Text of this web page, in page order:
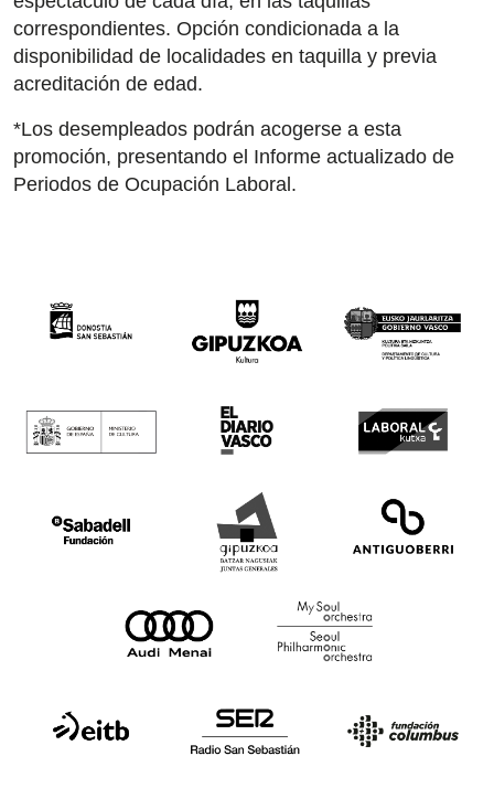
Posters
Venues
42 International Course on Romantic Organ
The Green Fortnight
Friends
Newsletter
Privacy Policy
Cookie policy
General terms and conditions of purchase
correspondientes. Opción condicionada a la
disponibilidad de localidades en taquilla y previa
acreditación de edad.
*Los desempleados podrán acogerse a esta
promoción, presentando el Informe actualizado de
Periodos de Ocupación Laboral.